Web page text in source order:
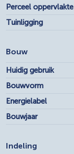
Perceel oppervlakte
Tuinligging
Bouw
Huidig gebruik
Bouwvorm
Energielabel
Bouwjaar
Indeling